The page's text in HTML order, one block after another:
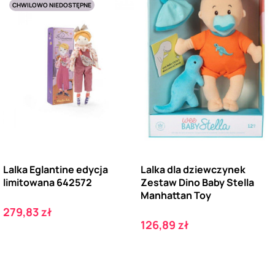
CHWILOWO NIEDOSTĘPNE
Lalka Eglantine edycja
limitowana 642572
Cena
279,83 zł
Lalka dla dziewczynek
Zestaw Dino Baby Stella
Manhattan Toy
Cena
126,89 zł